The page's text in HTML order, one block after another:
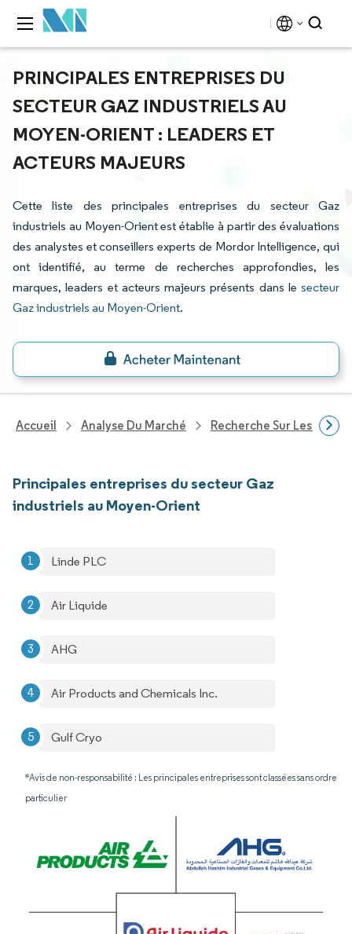
PRINCIPALES ENTREPRISES DU
SECTEUR GAZ INDUSTRIELS AU
MOYEN-ORIENT : LEADERS ET
ACTEURS MAJEURS
Cette liste des principales entreprises du secteur Gaz
industriels au Moyen-Orient est établie à partir des évaluations
des analystes et conseillers experts de Mordor Intelligence, qui
ont identifié, au terme de recherches approfondies, les
marques, leaders et acteurs majeurs présents dans le secteur
Gaz industriels au Moyen-Orient.
Accueil Analyse Du Marché Recherche Sur Les
Principales entreprises du secteur Gaz
industriels au Moyen-Orient
Linde PLC
Air Liquide
AHG
Air Products and Chemicals Inc.
Gulf Cryo
*Avis de non-responsabilité : Les principales entreprises sont classées sans ordre
particulier